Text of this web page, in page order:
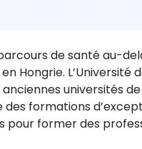
de santé au-
en Hongrie.
anciennes universités
des formations
pour former des